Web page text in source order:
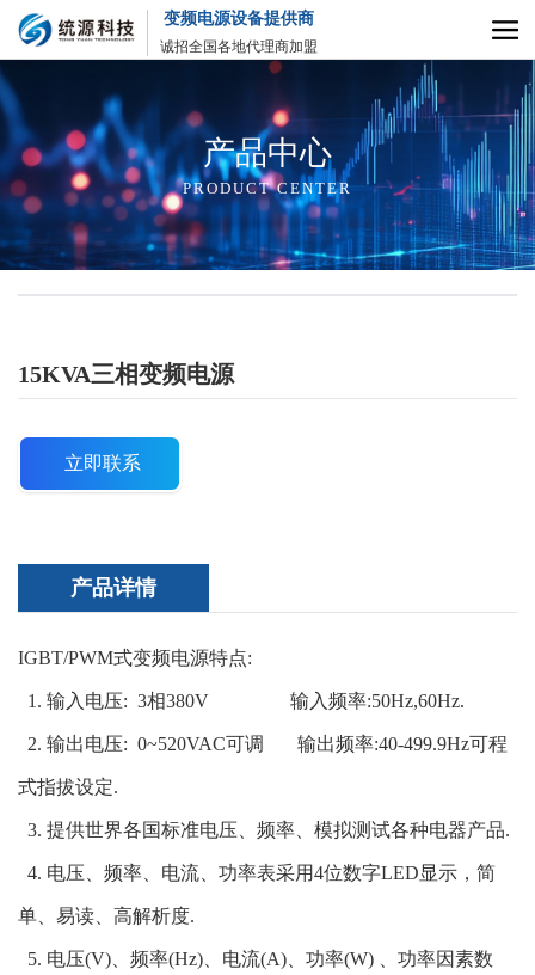
变频电源设备提供商
诚招全国各地代理商加盟
产品中心
PRODUCT CENTER
15KVA三相变频电源
立即联系
产品详情
IGBT/PWM式变频电源特点:
1. 输入电压: 3相380V 输入频率:50Hz,60Hz.
2. 输出电压: 0~520VAC可调 输出频率:40-499.9Hz可程
式指拔设定.
3. 提供世界各国标准电压、频率、模拟测试各种电器产品.
4. 电压、频率、电流、功率表采用4位数字LED显示，简
单、易读、高解析度.
5. 电压(V) 、频率(Hz) 、电流(A) 、功率(W) 、功率因素数